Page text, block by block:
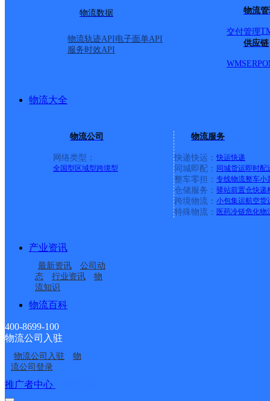
物流数据
物流轨迹API电子面单API
服务时效API
物流
交付管理
供应链
WMSERP
物流大全
物流公司
网络类型：
全国型 区域型跨境型
物流服务
快递快运： 快运快递
同城即配： 同城货运即时配
整车零担： 专线物流整车小
仓储服务： 驿站前置仓快递
跨境物流： 小包集运航空货
特殊物流： 医药冷链危化物
产业资讯
最新资讯
公司动
态
行业资讯
物
流知识
物流百科
400-8699-100
物流公司入驻
物流公司入驻
物
流公司登录
推广者中心
闽清县白中镇合作点
ID8706
福建闽清公司
闽清县桔林乡合作点
ID1869
UH福州闽清
闽清县云龙乡合作点
ID8718
省璜邮政支局
接口API